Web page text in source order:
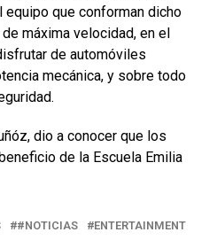
que conforman dicho
máxima velocidad, en el
de automóviles
mecánica, y sobre todo
dio a conocer que los
de la Escuela Emilia
#NOTICIAS
ENTERTAINMENT